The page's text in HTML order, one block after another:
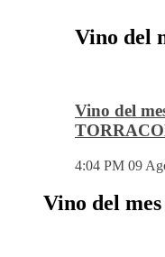
Vino del
Vino del
4:04 PM 09
Vino del mes